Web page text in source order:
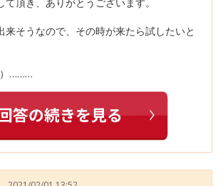
来そうなので、その時が来たら試したいと
………